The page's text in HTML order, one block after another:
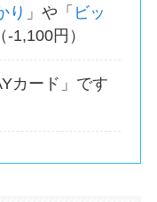
り 」や「 ビッ
1,100円）
カード」です